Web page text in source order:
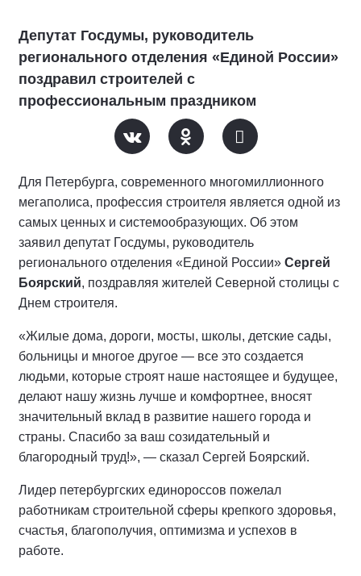
Депутат Госдумы, руководитель
регионального отделения «Единой России»
поздравил строителей с
профессиональным праздником
Для Петербурга, современного многомиллионного
мегаполиса, профессия строителя является одной из
самых ценных и системообразующих. Об этом
заявил депутат Госдумы, руководитель
регионального отделения «Единой России» Сергей
Боярский, поздравляя жителей Северной столицы с
Днем строителя.
«Жилые дома, дороги, мосты, школы, детские сады,
больницы и многое другое — все это создается
людьми, которые строят наше настоящее и будущее,
делают нашу жизнь лучше и комфортнее, вносят
значительный вклад в развитие нашего города и
страны. Спасибо за ваш созидательный и
благородный труд!», — сказал Сергей Боярский.
Лидер петербургских единороссов пожелал
работникам строительной сферы крепкого здоровья,
счастья, благополучия, оптимизма и успехов в
работе.